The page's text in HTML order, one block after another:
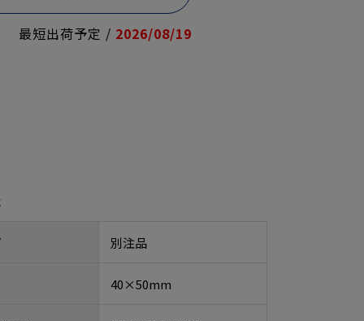
最短出荷予定 / 2026/08/19
別注品
40×50mm